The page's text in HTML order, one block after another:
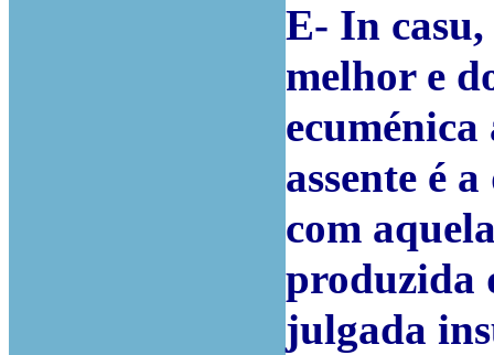
E- In
melhor e
assente é
com
produzida
julgada